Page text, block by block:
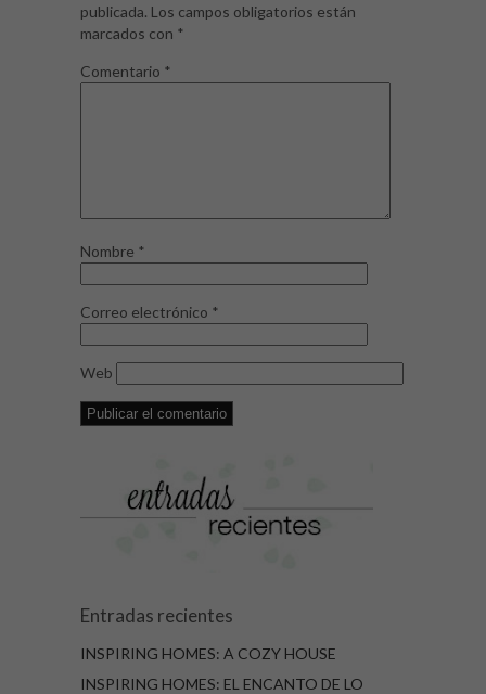
publicada. Los campos obligatorios están
marcados con *
Comentario *
Nombre *
Correo electrónico *
Web
Entradas recientes
INSPIRING HOMES: A COZY HOUSE
INSPIRING HOMES: EL ENCANTO DE LO